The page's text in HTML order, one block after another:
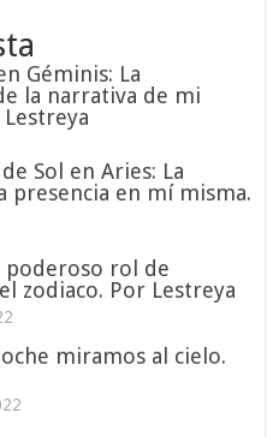
Géminis: La
la narrativa de mi
Sol en Aries: La
presencia en mí misma.
poderoso rol de
zodiaco. Por Lestreya
miramos al cielo.